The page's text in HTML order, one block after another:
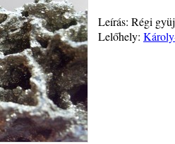
Leírás: Régi
Lelőhely: